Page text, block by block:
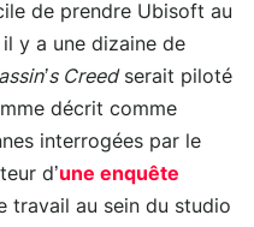
de prendre Ubisoft au
y a une dizaine de
Creedserait piloté
décrit comme
interrogées par le
d’une enquête
travail au sein du studio